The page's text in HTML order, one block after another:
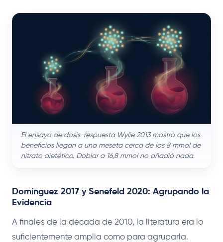
El ensayo de dosis-respuesta Wylie 2013 mostró que los
beneficios llegan a una meseta cerca de los 8 mmol de
nitrato dietético. Doblar a 16,8 mmol no añadió nada.
Domínguez 2017 y Senefeld 2020: Agrupando la
Evidencia
A finales de la década de 2010, la literatura era lo
suficientemente amplia como para agruparla.